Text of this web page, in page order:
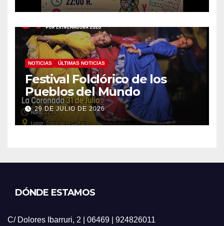
NOTICIAS ÚLTIMAS NOTICIAS
Festival Folclórico de los
Pueblos del Mundo
29 DE JULIO DE 2026
DÓNDE ESTAMOS
C/ Dolores Ibarruri, 2 | 06469 | 924826011